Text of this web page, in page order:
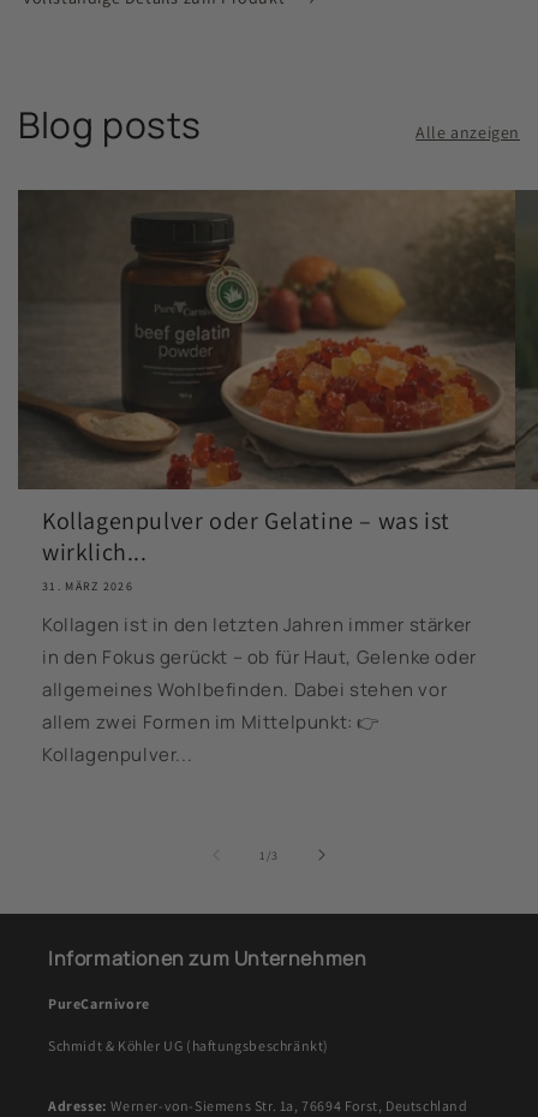
Blog posts Alle anzeigen
Kollagenpulver oder Gelatine – was ist
wirklich...
31. MÄRZ 2026
Kollagen ist in den letzten Jahren immer stärker
in den Fokus gerückt – ob für Haut, Gelenke oder
allgemeines Wohlbefinden. Dabei stehen vor
allem zwei Formen im Mittelpunkt: 👉
Kollagenpulver...
1 /von
3
Informationen zum Unternehmen
PureCarnivore
Schmidt & Köhler UG (haftungsbeschränkt)
Adresse: Werner-von-Siemens Str. 1a, 76694 Forst, Deutschland